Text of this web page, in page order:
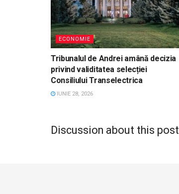
ECONOMIE
Tribunalul de Andrei amână decizia
privind validitatea selecției
Consiliului Transelectrica
IUNIE 28, 2026
Discussion about this post